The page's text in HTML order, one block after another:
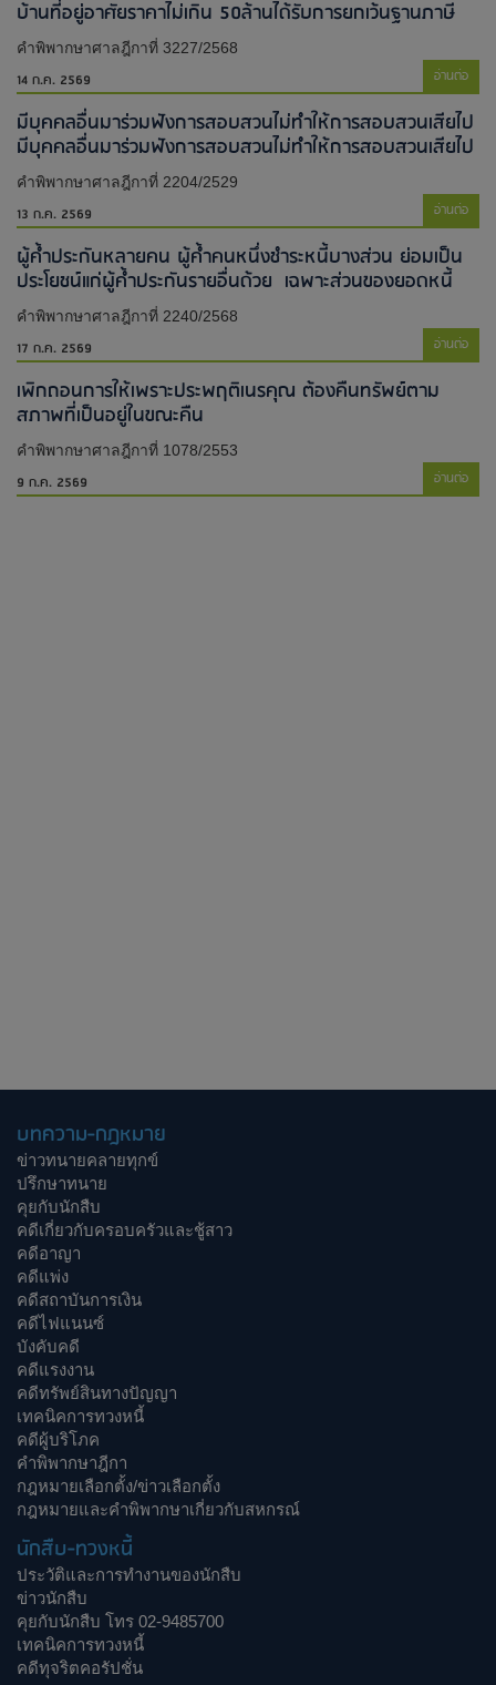
บ้านที่อยู่อาศัยราคาไม่เกิน 50ล้านได้รับการยกเว้นฐานภาษี
คำพิพากษาศาลฎีกาที่ 3227/2568
14 ก.ค. 2569 อ่านต่อ
มีบุคคลอื่นมาร่วมฟังการสอบสวนไม่ทำให้การสอบสวนเสียไป​
มีบุคคลอื่นมาร่วมฟังการสอบสวนไม่ทำให้การสอบสวนเสียไป​
คำพิพากษาศาลฎีกาที่ 2204/2529
13 ก.ค. 2569 อ่านต่อ
ผู้ค้ำประกันหลายคน ผู้ค้ำคนหนึ่งชำระหนี้บางส่วน ย่อมเป็น
ประโยชน์แก่ผู้ค้ำประกันรายอื่นด้วย เฉพาะส่วนของยอดหนี้
คำพิพากษาศาลฎีกาที่ 2240/2568
17 ก.ค. 2569 อ่านต่อ
เพิกถอนการให้เพราะประพฤติเนรคุณ ต้องคืนทรัพย์ตาม
สภาพที่เป็นอยู่ในขณะคืน
คำพิพากษาศาลฎีกาที่ 1078/2553
9 ก.ค. 2569 อ่านต่อ
บทความ-กฎหมาย
ข่าวทนายคลายทุกข์
ปรึกษาทนาย
คุยกับนักสืบ
คดีเกี่ยวกับครอบครัวและชู้สาว
คดีอาญา
คดีแพ่ง
คดีสถาบันการเงิน
คดีไฟแนนซ์
บังคับคดี
คดีแรงงาน
คดีทรัพย์สินทางปัญญา
เทคนิคการทวงหนี้
คดีผู้บริโภค
คำพิพากษาฎีกา
กฎหมายเลือกตั้ง/ข่าวเลือกตั้ง
กฎหมายและคำพิพากษาเกี่ยวกับสหกรณ์
นักสืบ-ทวงหนี้
ประวัติและการทำงานของนักสืบ
ข่าวนักสืบ
คุยกับนักสืบ โทร 02-9485700
เทคนิคการทวงหนี้
คดีทุจริตคอรัปชั่น